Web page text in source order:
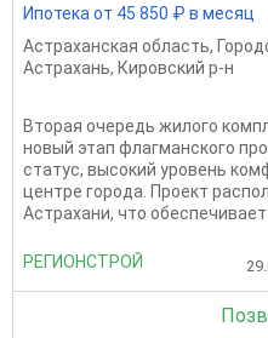
Ипотека от 45 850 ₽ в месяц
Астраханская область,
Астрахань, Кировский р-н
Вторая очередь жилого
новый этап флагманского
статус, высокий уровень
центре города. Проект
Астрахани, что обеспечивает
РЕГИОНСТРОЙ